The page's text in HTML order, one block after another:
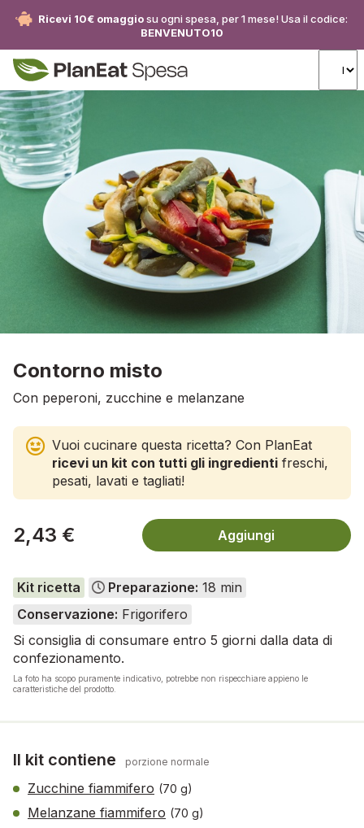
Ricevi 10€ omaggiosu ogni spesa, per 1 mese! Usa il codice:
BENVENUTO10
Contorno misto
Con peperoni, zucchine e melanzane
Vuoi cucinare questa ricetta? Con PlanEat
ricevi un kit con tutti gli ingredienti freschi,
pesati, lavati e tagliati!
2,43 € Aggiungi
Kit ricetta Preparazione: 18 min
Conservazione: Frigorifero
Si consiglia di consumare entro 5 giorni dalla data di
confezionamento.
La foto ha scopo puramente indicativo, potrebbe non rispecchiare appieno le
caratteristiche del prodotto.
Il kit contiene porzione normale
Zucchine fiammifero (70 g)
Melanzane fiammifero (70 g)